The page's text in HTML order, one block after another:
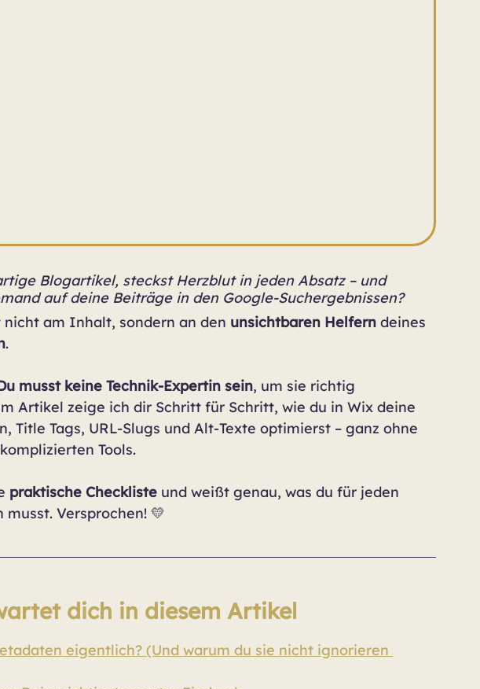
Blogartikel, steckst Herzblut in jeden Absatz – und
auf deine Beiträge in den Google-Suchergebnissen?
am Inhalt, sondern an den unsichtbaren Helfern deines
.
musst keine Technik-Expertin sein, um sie richtig
Artikel zeige ich dir Schritt für Schritt, wie du in Wix deine
Title Tags, URL-Slugs und Alt-Texte optimierst – ganz ohne
Tools.
praktische Checkliste und weißt genau, was du für jeden
Versprochen! 💛
dich in diesem Artikel
eigentlich? (Und warum du sie nicht ignorieren